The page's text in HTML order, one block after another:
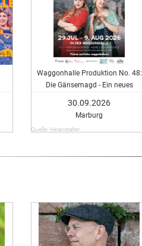
Waggonhalle Produktion No. 48:
Die Gänsemagd - Ein neues
30.09.2026
Marburg
Quelle: Veranstalter